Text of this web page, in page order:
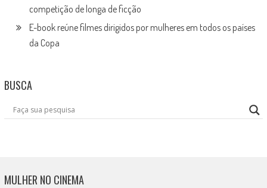
competição de longa de ficção
E-book reúne filmes dirigidos por mulheres em todos os países
da Copa
BUSCA
MULHER NO CINEMA